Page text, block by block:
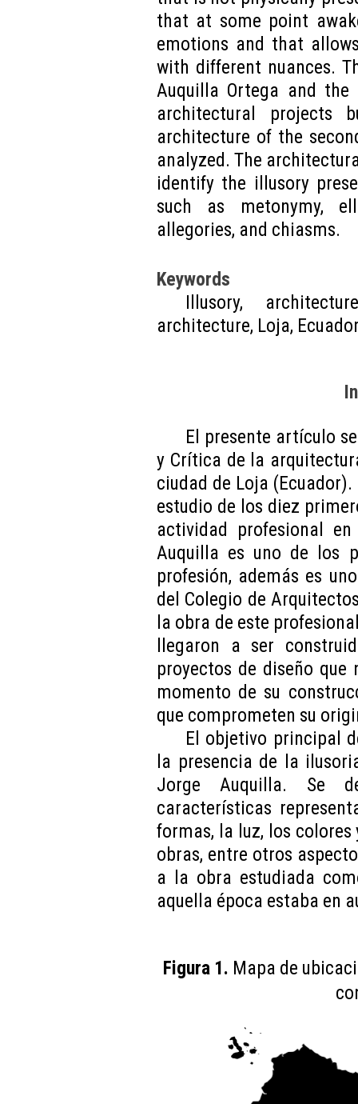
that at some point
emotions and that
with different nuances.
Auquilla Ortega and
architectural
architecture of the
analyzed. The
identify the illusory
such as metonymy,
allegories, and chiasms.
Keywords
Illusory,
architecture, Loja,
El presente artículo
y Crítica de la
ciudad de Loja
estudio de los diez
actividad profesional
Auquilla es uno de los
profesión, además es
del Colegio de
la obra de este
llegaron a ser
proyectos de diseño
momento de su
que comprometen su
El objetivo principal
la presencia de la
Jorge Auquilla. Se
características
formas, la luz, los
obras, entre otros
a la obra estudiada
aquella época estaba en
Figura 1. Mapa de